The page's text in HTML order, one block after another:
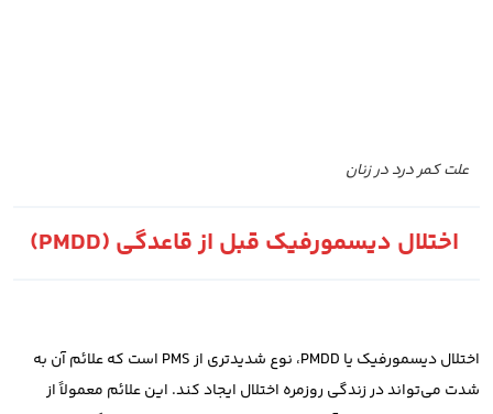
علت کمر درد در زنان
اختلال دیسمورفیک قبل از قاعدگی (PMDD)
اختلال دیسمورفیک یا PMDD، نوع شدیدتری از PMS است که علائم آن به
شدت می‌تواند در زندگی روزمره اختلال ایجاد کند. این علائم معمولاً از